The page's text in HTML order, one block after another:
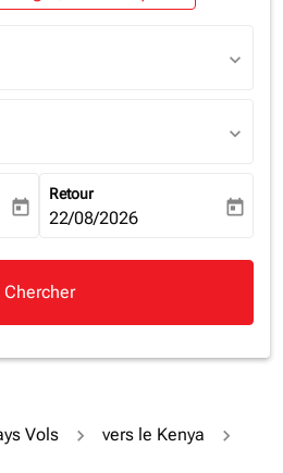
expand_more
expand_more
date-aria-label
today
Retour
fc-booking-return-date-aria-
22/08/2026 today
Chercher
Vols
vers le Kenya